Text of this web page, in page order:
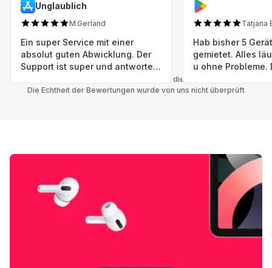
Unglaublich
M.Gerland
Ein super Service mit einer
absolut guten Abwicklung. Der
Support ist super und antworte
Tatjana
Hab bisher 5
gemietet. Alles
u ohne Probleme.
einwandfreien
Nachhaltig u wer
mal wieder ein
hat (Xbox,
Smartphone etc),
Grover nur
Möglichkeit
besteht nach
Alle Bewertungen beziehen sich auf die Grover App.
Die Echtheit der Bewertungen wurde von uns nicht überprüft